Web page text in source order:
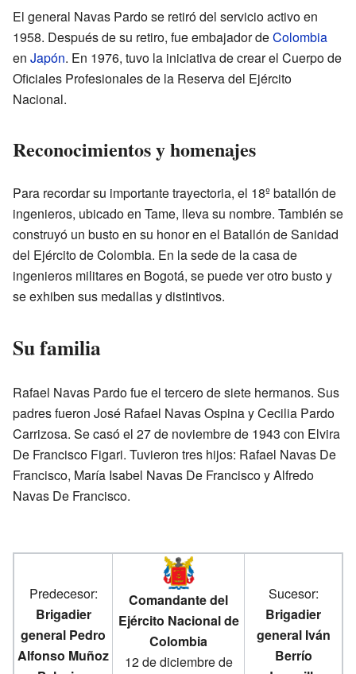
El general Navas Pardo se retiró del servicio activo en
1958. Después de su retiro, fue embajador deColombia
en Japón. En 1976, tuvo la iniciativa de crear el Cuerpo de
Oficiales Profesionales de la Reserva del Ejército
Nacional.
Reconocimientos y homenajes
Para recordar su importante trayectoria, el 18º batallón de
ingenieros, ubicado en Tame, lleva su nombre. También se
construyó un busto en su honor en el Batallón de Sanidad
del Ejército de Colombia. En la sede de la casa de
ingenieros militares en Bogotá, se puede ver otro busto y
se exhiben sus medallas y distintivos.
Su familia
Rafael Navas Pardo fue el tercero de siete hermanos. Sus
padres fueron José Rafael Navas Ospina y Cecilia Pardo
Carrizosa. Se casó el 27 de noviembre de 1943 con Elvira
De Francisco Figari. Tuvieron tres hijos: Rafael Navas De
Francisco, María Isabel Navas De Francisco y Alfredo
Navas De Francisco.
Predecesor:
Brigadier
general Pedro
Alfonso Muñoz
Comandante del
Ejército Nacional de
Colombia
12 de diciembre de
Sucesor:
Brigadier
general Iván
Berrío